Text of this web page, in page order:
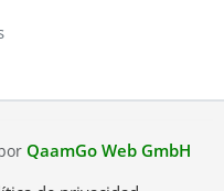
QaamGo Web GmbH